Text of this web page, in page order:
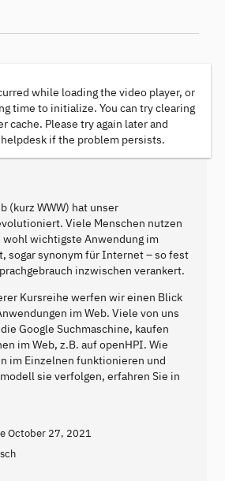
while loading the video player, or
time to initialize. You can try clearing
cache. Please try again later and
if the problem persists.
(kurz WWW) hat unser
Viele Menschen nutzen
wichtigste Anwendung im
sogar synonym für Internet – so fest
inzwischen verankert.
Kursreihe werfen wir einen Blick
im Web. Viele von uns
Google Suchmaschine, kaufen
im Web, z.B. auf openHPI. Wie
im Einzelnen funktionieren und
sie verfolgen, erfahren Sie in
October 27, 2021